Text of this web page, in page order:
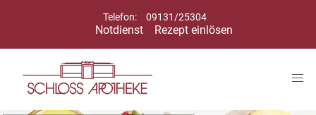
Telefon: 09131/25304
Notdienst Rezept einlösen